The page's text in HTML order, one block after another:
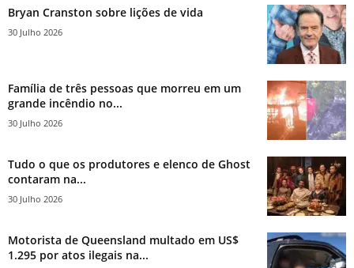
Bryan Cranston sobre lições de vida
30 Julho 2026
Família de três pessoas que morreu em um
grande incêndio no...
30 Julho 2026
Tudo o que os produtores e elenco de Ghost
contaram na...
30 Julho 2026
Motorista de Queensland multado em US$
1.295 por atos ilegais na...